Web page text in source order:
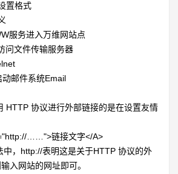
格式
服务进入万维网站点
问文件传输服务器
邮件系统Email
HTTP 协议进行外部链接的是在设置友情
……">链接文字</A>
， http://表明这是关于HTTP 协议的外
入网站的网址即可。